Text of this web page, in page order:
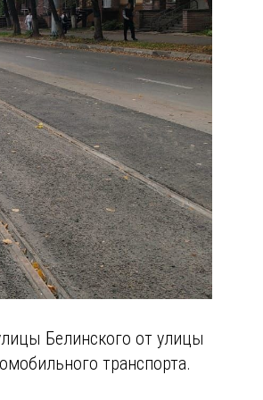
Белинского от улицы
транспорта.